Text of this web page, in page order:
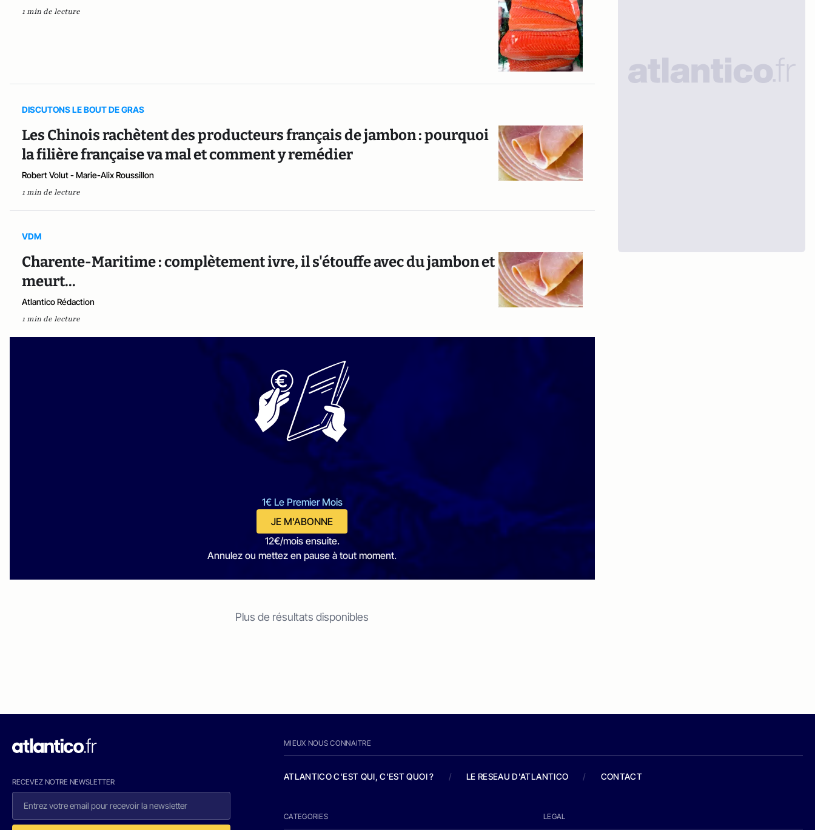
1 min de lecture
DISCUTONS LE BOUT DE GRAS
Les Chinois rachètent des producteurs français de jambon : pourquoi
la filière française va mal et comment y remédier
Robert Volut - Marie-Alix Roussillon
1 min de lecture
VDM
Charente-Maritime : complètement ivre, il s'étouffe avec du jambon et
meurt...
Atlantico Rédaction
1 min de lecture
1€ Le Premier Mois
JE M'ABONNE
12€/mois ensuite.
Annulez ou mettez en pause à tout moment.
Plus de résultats disponibles
RECEVEZ NOTRE NEWSLETTER
MIEUX NOUS CONNAITRE
ATLANTICO C'EST QUI, C'EST QUOI ? / LE RESEAU D'ATLANTICO / CONTACT
CATEGORIES LEGAL